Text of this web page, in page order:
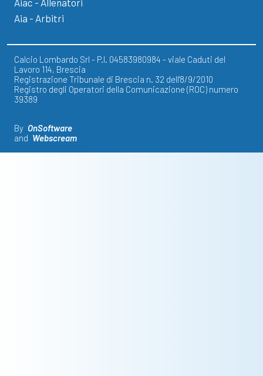
Aiac - Allenatori
Aia - Arbitri
Calcio Lombardo Srl - P.I. 04583980984 - viale Caduti del
Lavoro 114, Brescia
Registrazione Tribunale di Brescia n. 32 dell'8/9/2010
Registro degli Operatori della Comunicazione (ROC) numero
39389
By OnSoftware
and Webscream